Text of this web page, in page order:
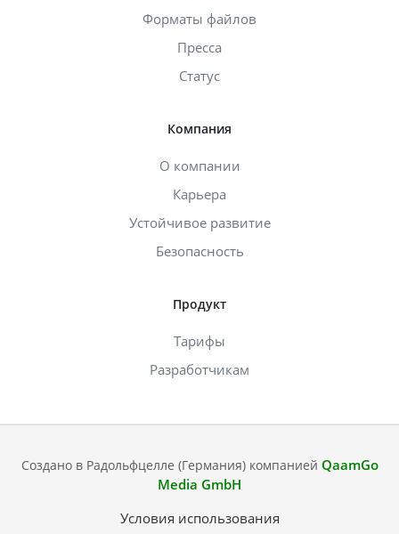
Форматы файлов
Пресса
Статус
Компания
О компании
Карьера
Устойчивое развитие
Безопасность
Продукт
Тарифы
Разработчикам
Создано в Радольфцелле (Германия) компанией QaamGo
Media GmbH
Условия использования